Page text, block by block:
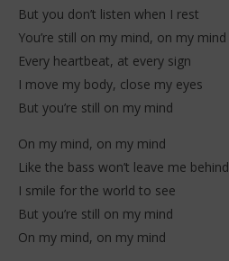
But you don’t listen when I rest
You’re still on my mind, on my mind
Every heartbeat, at every sign
I move my body, close my eyes
But you’re still on my mind
On my mind, on my mind
Like the bass won’t leave me behind
I smile for the world to see
But you’re still on my mind
On my mind, on my mind